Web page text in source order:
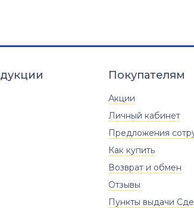
Покупателям
Акции
Личный кабинет
Предложения
Как купить
Возврат и обмен
Отзывы
Пункты выдачи